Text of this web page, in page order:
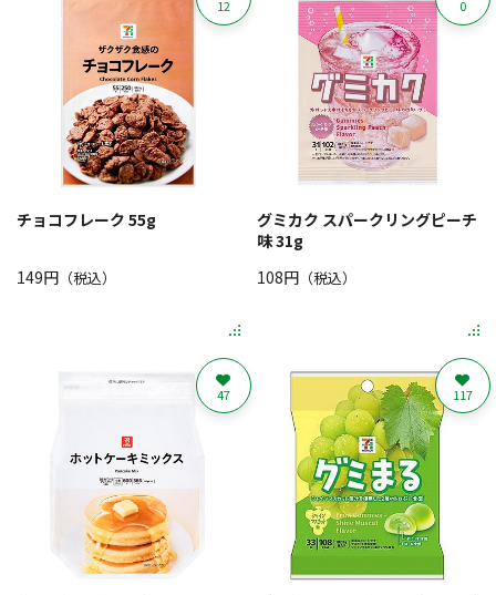
チョコフレーク 55g
149円 （税込）
12
グミカク スパークリングピーチ
味 31g
108円（税込）
0
47 117